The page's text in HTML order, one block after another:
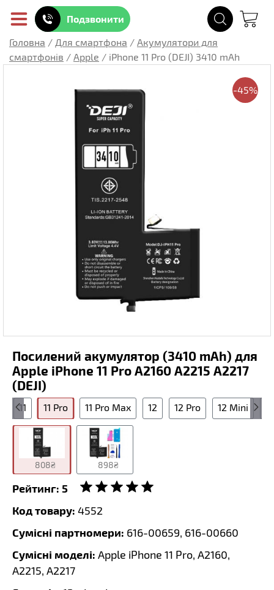
Подзвонити
Головна / Для смартфона / Акумулятори для
смартфонів / Apple / iPhone 11 Pro (DEJI) 3410 mAh
-45%
Посилений акумулятор (3410 mAh) для
Apple iPhone 11 Pro A2160 A2215 A2217
(DEJI)
11 11 Pro 11 Pro Max 12 12 Pro 12 Mini
808₴ 898₴
Рейтинг: 5
Код товару: 4552
Сумісні партномери: 616-00659, 616-00660
Сумісні моделі: Apple iPhone 11 Pro, A2160,
A2215, A2217